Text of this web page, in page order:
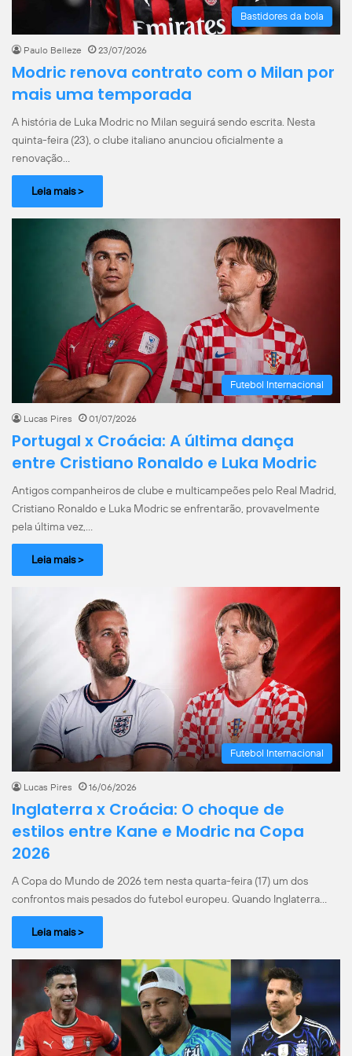
Bastidores da bola
Paulo Belleze 23/07/2026
Modric renova contrato com o Milan por
mais uma temporada
A história de Luka Modric no Milan seguirá sendo escrita. Nesta
quinta-feira (23), o clube italiano anunciou oficialmente a
renovação…
Leia mais >
Futebol Internacional
Lucas Pires 01/07/2026
Portugal x Croácia: A última dança
entre Cristiano Ronaldo e Luka Modric
Antigos companheiros de clube e multicampeões pelo Real Madrid,
Cristiano Ronaldo e Luka Modric se enfrentarão, provavelmente
pela última vez,…
Leia mais >
Futebol Internacional
Lucas Pires 16/06/2026
Inglaterra x Croácia: O choque de
estilos entre Kane e Modric na Copa
2026
A Copa do Mundo de 2026 tem nesta quarta-feira (17) um dos
confrontos mais pesados do futebol europeu. Quando Inglaterra…
Leia mais >